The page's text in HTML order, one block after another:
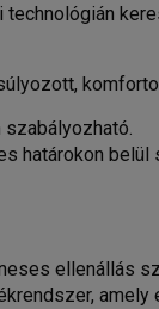
határokon belül
ellenállás